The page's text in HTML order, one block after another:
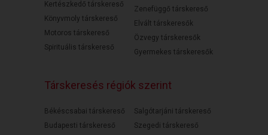
Kertészkedő társkereső
Könyvmoly társkereső
Motoros társkereső
Spirituális társkereső
Zenefüggő társkereső
Elvált társkeresők
Özvegy társkeresők
Gyermekes társkeresők
Társkeresés régiók szerint
Békéscsabai társkereső
Budapesti társkereső
Salgótarjáni társkereső
Szegedi társkereső